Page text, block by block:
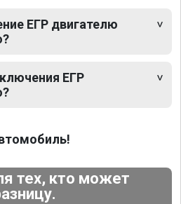
ЕГР двигателю
ЕГР
тех, кто может